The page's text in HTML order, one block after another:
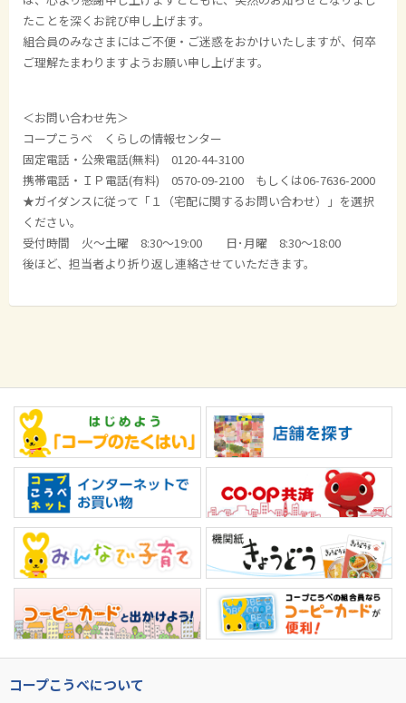
たことを深くお詫び申し上げます。
組合員のみなさまにはご不便・ご迷惑をおかけいたしますが、何卒
ご理解たまわりますようお願い申し上げます。
＜お問い合わせ先＞
コープこうべ くらしの情報センター
固定電話・公衆電話(無料) 0120-44-3100
携帯電話・ＩＰ電話(有料) 0570-09-2100 もしくは06-7636-2000
★ガイダンスに従って「１（宅配に関するお問い合わせ）」を選択
ください。
受付時間 火～土曜 8:30～19:00 日･月曜 8:30～18:00
後ほど、担当者より折り返し連絡させていただきます。
コープこうべについて